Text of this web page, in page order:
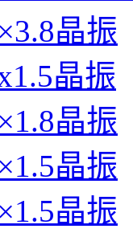
晶振
晶振
晶振
晶振
晶振